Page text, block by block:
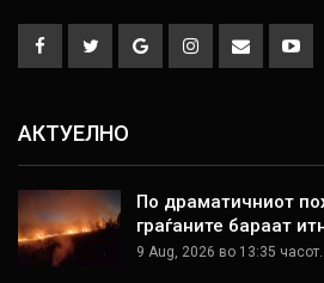
АКТУЕЛНО
По драматичниот
граѓаните бараат
9 Aug, 2026 во 13:35 часот.